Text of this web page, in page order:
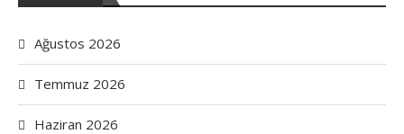
Ağustos 2026
Temmuz 2026
Haziran 2026